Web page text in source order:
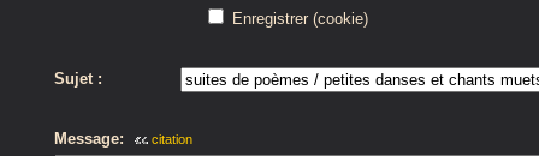
Enregistrer (cookie)
Sujet :
Message: citation